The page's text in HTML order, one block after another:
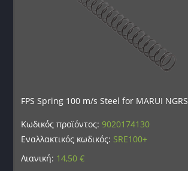
FPS Spring 100 m/s Steel for MARUI NGRS
Κωδικός προϊόντος:9020174130
Εναλλακτικός κωδικός: SRE100+
Λιανική: 14,50€